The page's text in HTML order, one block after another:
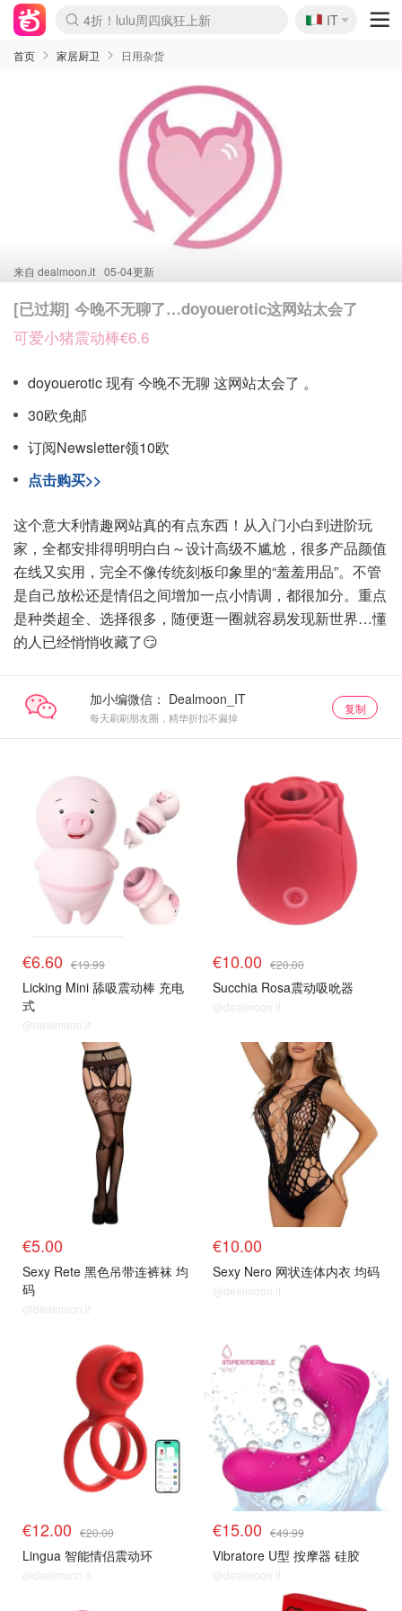
Boticinal 夏促开抢！
4折！lulu周四疯狂上新
速领！Stanley独家85折
Zalando 奥莱闪促！每日更新
🇮🇹
IT
首页 家居厨卫 日用杂货
来自 dealmoon.it 05-04更新
[已过期] 今晚不无聊了…doyouerotic这网站太会了
可爱小猪震动棒€6.6
doyouerotic 现有 今晚不无聊 这网站太会了 。
30欧免邮
订阅Newsletter领10欧
点击购买>>
这个意大利情趣网站真的有点东西！从入门小白到进阶玩
家，全都安排得明明白白～设计高级不尴尬，很多产品颜值
在线又实用，完全不像传统刻板印象里的“羞羞用品”。不管
是自己放松还是情侣之间增加一点小情调，都很加分。重点
是种类超全、选择很多，随便逛一圈就容易发现新世界…懂
的人已经悄悄收藏了😏
加小编微信：
每天刷刷朋友圈，精华折扣不漏掉
复制
€6.60 €19.99
Licking Mini 舔吸震动棒 充电
式
@dealmoon.it
€10.00 €20.00
Succhia Rosa震动吸吮器
@dealmoon.it
€5.00
Sexy Rete 黑色吊带连裤袜 均
码
@dealmoon.it
€10.00
Sexy Nero 网状连体内衣 均码
@dealmoon.it
€12.00 €20.00
Lingua 智能情侣震动环
@dealmoon.it
€15.00 €49.99
Vibratore U型 按摩器 硅胶
@dealmoon.it